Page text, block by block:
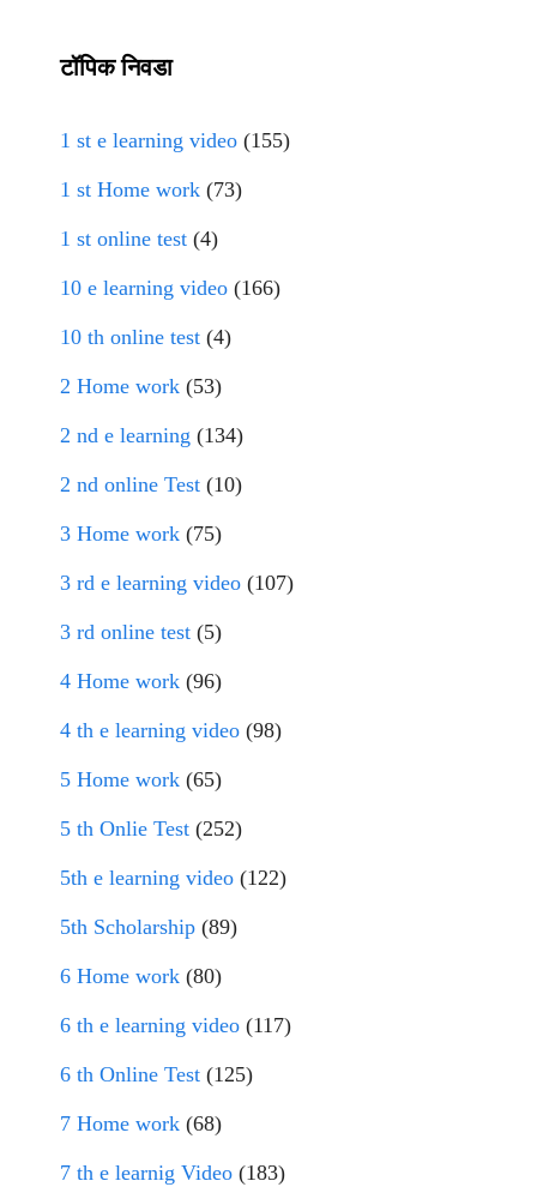
टॉपिक निवडा
1 st e learning video (155)
1 st Home work (73)
1 st online test (4)
10 e learning video (166)
10 th online test (4)
2 Home work (53)
2 nd e learning (134)
2 nd online Test (10)
3 Home work (75)
3 rd e learning video (107)
3 rd online test (5)
4 Home work (96)
4 th e learning video (98)
5 Home work (65)
5 th Onlie Test (252)
5th e learning video (122)
5th Scholarship (89)
6 Home work (80)
6 th e learning video (117)
6 th Online Test (125)
7 Home work (68)
7 th e learnig Video (183)